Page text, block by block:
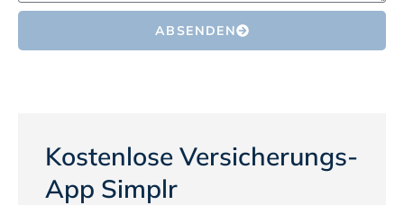
ABSENDEN
Kostenlose Versicherungs-
App Simplr